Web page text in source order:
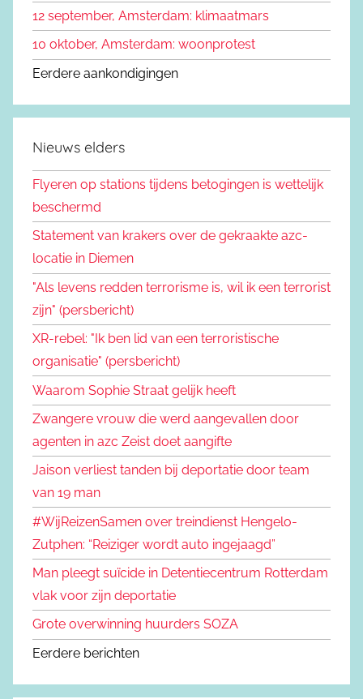
12 september, Amsterdam: klimaatmars
10 oktober, Amsterdam: woonprotest
Eerdere aankondigingen
Nieuws elders
Flyeren op stations tijdens betogingen is wettelijk
beschermd
Statement van krakers over de gekraakte azc-
locatie in Diemen
"Als levens redden terrorisme is, wil ik een terrorist
zijn" (persbericht)
XR-rebel: "Ik ben lid van een terroristische
organisatie" (persbericht)
Waarom Sophie Straat gelijk heeft
Zwangere vrouw die werd aangevallen door
agenten in azc Zeist doet aangifte
Jaison verliest tanden bij deportatie door team
van 19 man
#WijReizenSamen over treindienst Hengelo-
Zutphen: “Reiziger wordt auto ingejaagd”
Man pleegt suïcide in Detentiecentrum Rotterdam
vlak voor zijn deportatie
Grote overwinning huurders SOZA
Eerdere berichten